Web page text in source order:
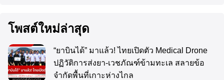
โพสต์ใหม่ล่าสุด
“ยาบินได้” มาแล้ว! ไทยเปิดตัว Medical Drone
ปฏิวัติการส่งยา-เวชภัณฑ์ข้ามทะเล สลายข้อ
จำกัดพื้นที่เกาะห่างไกล